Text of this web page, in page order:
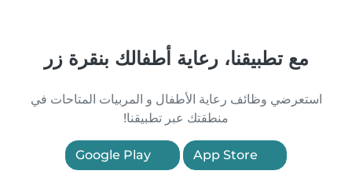
مع تطبيقنا، رعاية أطفالك بنقرة زر
استعرضي وظائف رعاية الأطفال و المربيات المتاحات في
منطقتك عبر تطبيقنا!